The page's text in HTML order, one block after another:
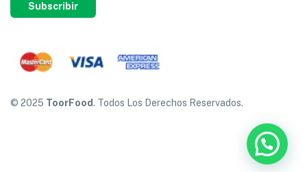
Subscribir
© 2025 ToorFood. Todos Los Derechos Reservados.